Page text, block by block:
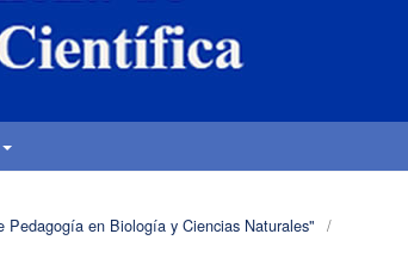
en Biología y Ciencias Naturales" /